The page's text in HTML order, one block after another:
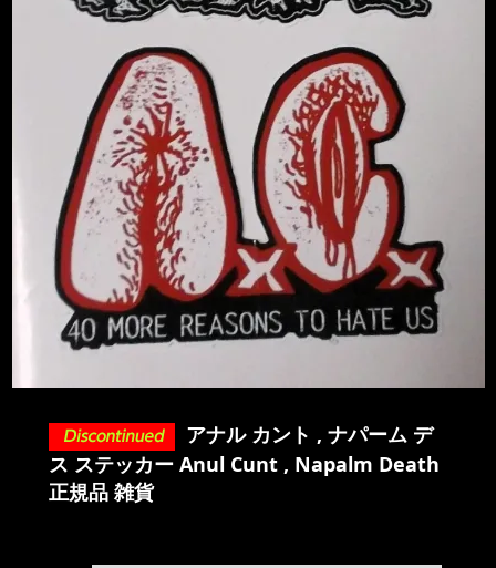
アナル カント , ナパーム デ
ス ステッカー Anul Cunt , Napalm Death
正規品 雑貨